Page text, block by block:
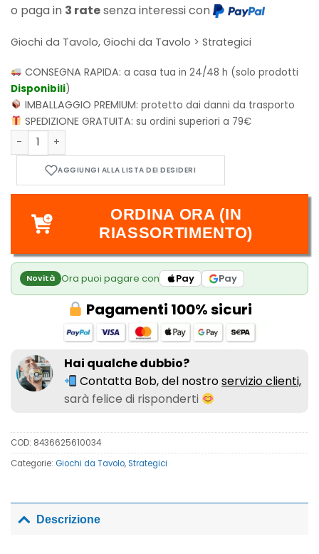
o paga in 3 ratesenza interessi con
Giochi da Tavolo, Giochi da Tavolo > Strategici
CONSEGNA RAPIDA:a casa tua in 24/48 h (solo prodotti
Disponibili)
IMBALLAGGIO PREMIUM:protetto dai danni da trasporto
SPEDIZIONE GRATUITA:su ordini superiori a 79€
Covenant quantità
ORDINA ORA (IN
RIASSORTIMENTO)
Novità Ora puoi pagare con Pay Pay
Pagamenti 100% sicuri
Hai qualche dubbio?
Contatta Bob, del nostroservizio clienti,
sarà felice di risponderti
COD: 8436625610034
Categorie: Giochi da Tavolo, Strategici
Descrizione